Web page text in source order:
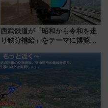
西武鉄道が「昭和から令和を走
り鉄分補給」をテーマに博覧会
14日から 新車両「トキイロ」体
験ブースも アクセスや申込方法
を解説